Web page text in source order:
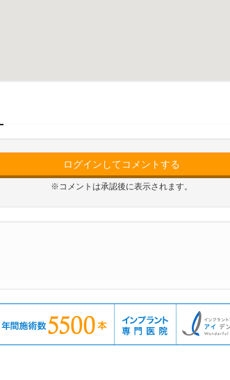
ログインしてコメントする
※コメントは承認後に表示されます。